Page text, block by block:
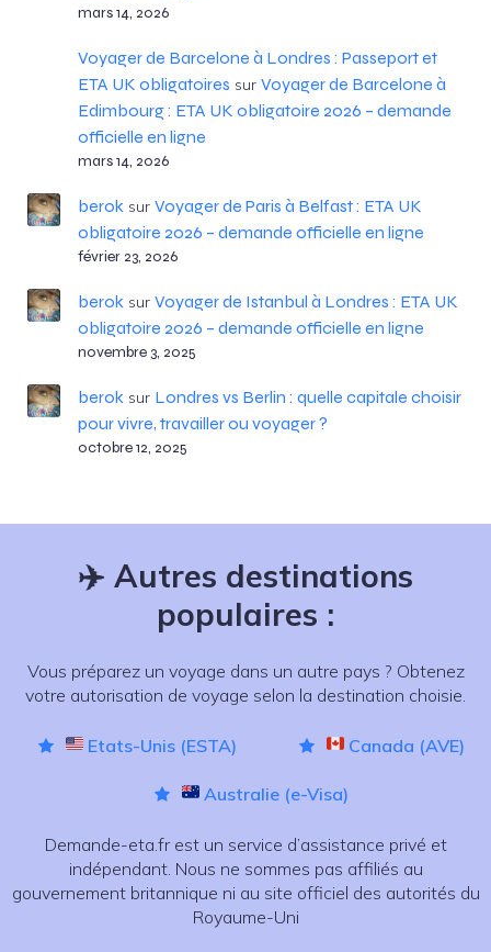
mars 14, 2026
Voyager de Barcelone à Londres : Passeport et
ETA UK obligatoires sur Voyager de Barcelone à
Edimbourg : ETA UK obligatoire 2026 – demande
officielle en ligne
mars 14, 2026
beroksur Voyager de Paris à Belfast : ETA UK
obligatoire 2026 – demande officielle en ligne
février 23, 2026
beroksur Voyager de Istanbul à Londres : ETA UK
obligatoire 2026 – demande officielle en ligne
novembre 3, 2025
beroksur Londres vs Berlin : quelle capitale choisir
pour vivre, travailler ou voyager ?
octobre 12, 2025
✈️ Autres destinations
populaires :
Vous préparez un voyage dans un autre pays ? Obtenez
votre autorisation de voyage selon la destination choisie.
Etats-Unis (ESTA) Canada (AVE)
Australie (e-Visa)
Demande-eta.fr est un service d’assistance privé et
indépendant. Nous ne sommes pas affiliés au
gouvernement britannique ni au site officiel des autorités du
Royaume-Uni